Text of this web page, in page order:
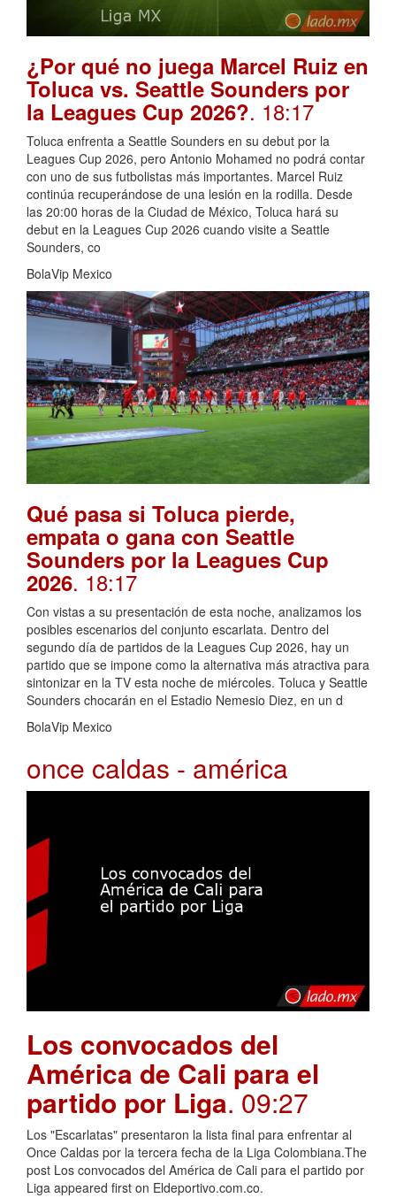
¿Por qué no juega Marcel Ruiz en
Toluca vs. Seattle Sounders por
la Leagues Cup 2026?. 18:17
Toluca enfrenta a Seattle Sounders en su debut por la
Leagues Cup 2026, pero Antonio Mohamed no podrá contar
con uno de sus futbolistas más importantes. Marcel Ruiz
continúa recuperándose de una lesión en la rodilla. Desde
las 20:00 horas de la Ciudad de México, Toluca hará su
debut en la Leagues Cup 2026 cuando visite a Seattle
Sounders, co
BolaVip Mexico
Qué pasa si Toluca pierde,
empata o gana con Seattle
Sounders por la Leagues Cup
2026. 18:17
Con vistas a su presentación de esta noche, analizamos los
posibles escenarios del conjunto escarlata. Dentro del
segundo día de partidos de la Leagues Cup 2026, hay un
partido que se impone como la alternativa más atractiva para
sintonizar en la TV esta noche de miércoles. Toluca y Seattle
Sounders chocarán en el Estadio Nemesio Diez, en un d
BolaVip Mexico
once caldas - américa
Los convocados del
América de Cali para el
partido por Liga. 09:27
Los "Escarlatas" presentaron la lista final para enfrentar al
Once Caldas por la tercera fecha de la Liga Colombiana.The
post Los convocados del América de Cali para el partido por
Liga appeared first on Eldeportivo.com.co.